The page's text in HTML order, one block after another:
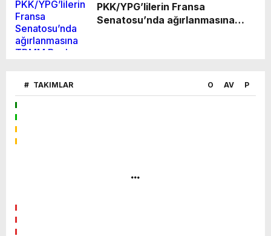
PKK/YPG’lilerin Fransa
Senatosu’nda ağırlanmasına
# TAKIMLAR O AV P